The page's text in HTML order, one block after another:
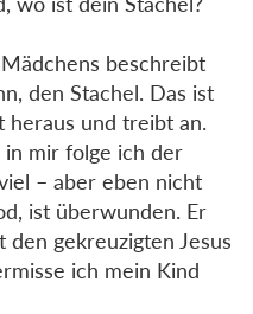
beschreibt
den Stachel. Das ist
heraus und treibt an.
mir folge ich der
– aber eben nicht
ist überwunden. Er
gekreuzigten Jesus
ich mein Kind